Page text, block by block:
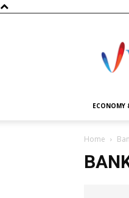
ECONOMY
Home